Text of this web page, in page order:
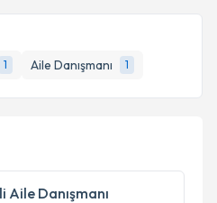
1 Aile Danışmanı 1
ilişkin
kişisel verilerimin belirtilen
kabul ediyorum.
Aile Danışmanı